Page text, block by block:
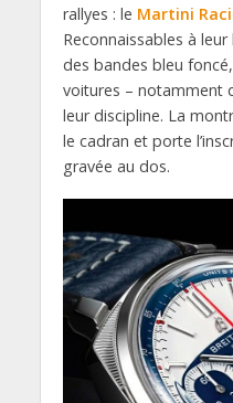
rallyes : le Martini
Reconnaissables à
des bandes bleu
voitures – notamment
leur discipline. La
le cadran et porte
gravée au dos.